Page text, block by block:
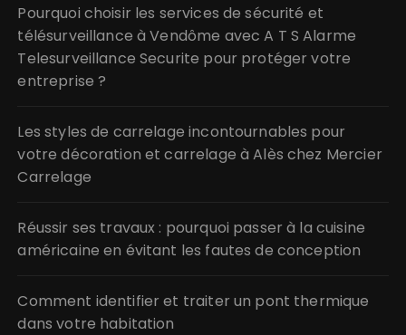
Pourquoi choisir les services de sécurité et
télésurveillance à Vendôme avec A T S Alarme
Telesurveillance Securite pour protéger votre
entreprise ?
Les styles de carrelage incontournables pour
votre décoration et carrelage à Alès chez Mercier
Carrelage
Réussir ses travaux : pourquoi passer à la cuisine
américaine en évitant les fautes de conception
Comment identifier et traiter un pont thermique
dans votre habitation